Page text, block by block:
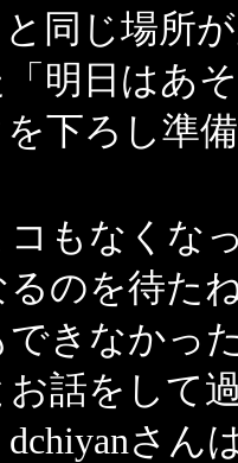
同じ場所
明日はあ
を下ろし準
コもなくな
るのを待た
できなかっ
お話をして
dchiyanさん